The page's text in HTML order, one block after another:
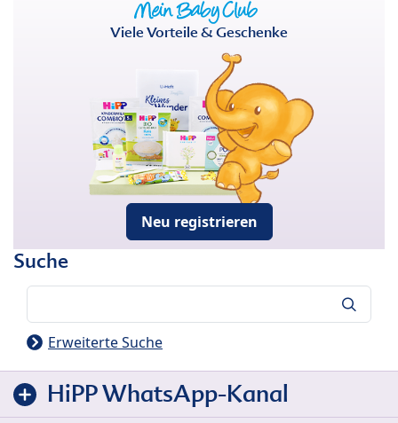
Viele Vorteile & Geschenke
Neu registrieren
Suche
Erweiterte Suche
HiPP WhatsApp-Kanal